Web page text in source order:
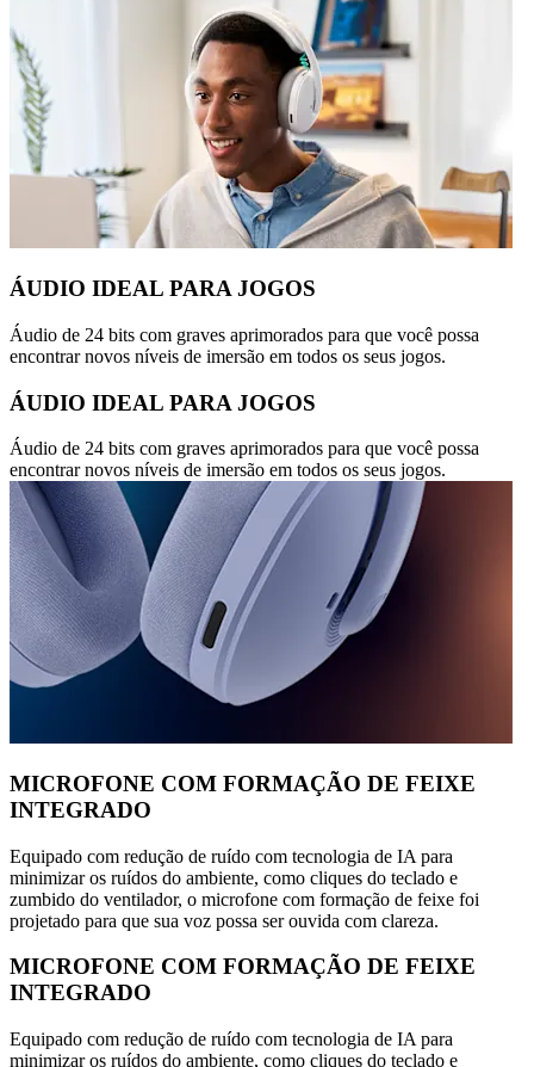
ÁUDIO IDEAL PARA JOGOS
Áudio de 24 bits com graves aprimorados para que você possa
encontrar novos níveis de imersão em todos os seus jogos.
ÁUDIO IDEAL PARA JOGOS
Áudio de 24 bits com graves aprimorados para que você possa
encontrar novos níveis de imersão em todos os seus jogos.
MICROFONE COM FORMAÇÃO DE FEIXE
INTEGRADO
Equipado com redução de ruído com tecnologia de IA para
minimizar os ruídos do ambiente, como cliques do teclado e
zumbido do ventilador, o microfone com formação de feixe foi
projetado para que sua voz possa ser ouvida com clareza.
MICROFONE COM FORMAÇÃO DE FEIXE
INTEGRADO
Equipado com redução de ruído com tecnologia de IA para
minimizar os ruídos do ambiente, como cliques do teclado e